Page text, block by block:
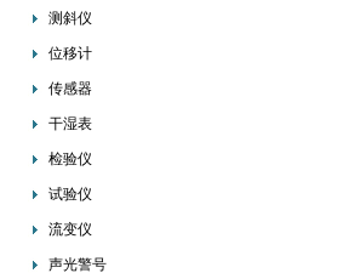
测斜仪
位移计
传感器
干湿表
检验仪
试验仪
流变仪
声光警号